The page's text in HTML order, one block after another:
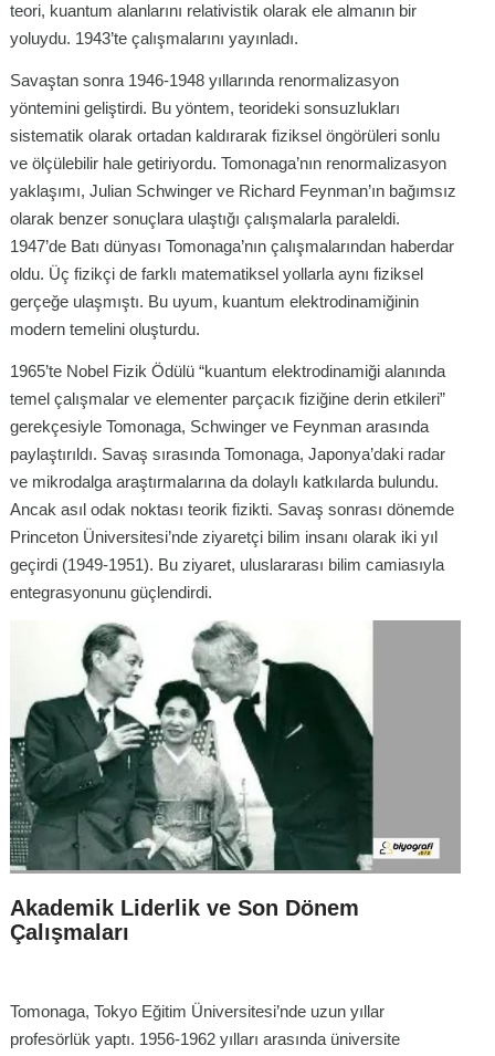
teori, kuantum alanlarını relativistik olarak ele almanın bir
yoluydu. 1943’te çalışmalarını yayınladı.
Savaştan sonra 1946-1948 yıllarında renormalizasyon
yöntemini geliştirdi. Bu yöntem, teorideki sonsuzlukları
sistematik olarak ortadan kaldırarak fiziksel öngörüleri sonlu
ve ölçülebilir hale getiriyordu. Tomonaga’nın renormalizasyon
yaklaşımı, Julian Schwinger ve Richard Feynman’ın bağımsız
olarak benzer sonuçlara ulaştığı çalışmalarla paraleldi.
1947’de Batı dünyası Tomonaga’nın çalışmalarından haberdar
oldu. Üç fizikçi de farklı matematiksel yollarla aynı fiziksel
gerçeğe ulaşmıştı. Bu uyum, kuantum elektrodinamiğinin
modern temelini oluşturdu.
1965’te Nobel Fizik Ödülü “kuantum elektrodinamiği alanında
temel çalışmalar ve elementer parçacık fiziğine derin etkileri”
gerekçesiyle Tomonaga, Schwinger ve Feynman arasında
paylaştırıldı. Savaş sırasında Tomonaga, Japonya’daki radar
ve mikrodalga araştırmalarına da dolaylı katkılarda bulundu.
Ancak asıl odak noktası teorik fizikti. Savaş sonrası dönemde
Princeton Üniversitesi’nde ziyaretçi bilim insanı olarak iki yıl
geçirdi (1949-1951). Bu ziyaret, uluslararası bilim camiasıyla
entegrasyonunu güçlendirdi.
Akademik Liderlik ve Son Dönem
Çalışmaları
Tomonaga, Tokyo Eğitim Üniversitesi’nde uzun yıllar
profesörlük yaptı. 1956-1962 yılları arasında üniversite